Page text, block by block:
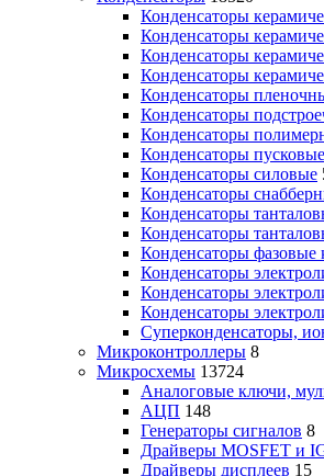
Конденсаторы
Конденсаторы
Конденсаторы
Конденсаторы
Конденсаторы
Конденсаторы
Конденсаторы
Конденсаторы пусковые
Конденсаторы силовые
Конденсаторы
Конденсаторы
Конденсаторы
Конденсаторы фазовые
Конденсаторы
Конденсаторы
Конденсаторы
Суперконденсаторы,
Микроконтроллеры 8
Микросхемы 13724
Аналоговые ключи,
АЦП 148
Генераторы сигналов 8
Драйверы MOSFET и
Драйверы дисплеев 15